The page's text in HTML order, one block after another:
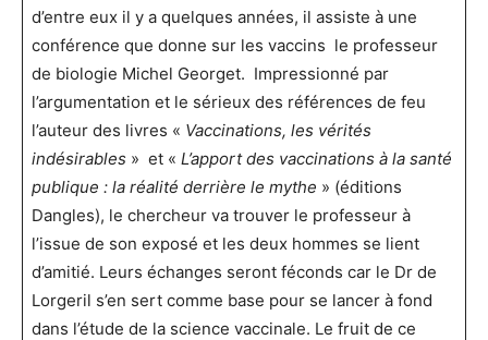
d’entre eux il y a quelques années, il assiste à une
conférence que donne sur les vaccins le professeur
de biologie Michel Georget. Impressionné par
l’argumentation et le sérieux des références de feu
l’auteur des livres « Vaccinations, les vérités
indésirables » et « L’apport des vaccinations à la santé
publique : la réalité derrière le mythe » (éditions
Dangles), le chercheur va trouver le professeur à
l’issue de son exposé et les deux hommes se lient
d’amitié. Leurs échanges seront féconds car le Dr de
Lorgeril s’en sert comme base pour se lancer à fond
dans l’étude de la science vaccinale. Le fruit de ce